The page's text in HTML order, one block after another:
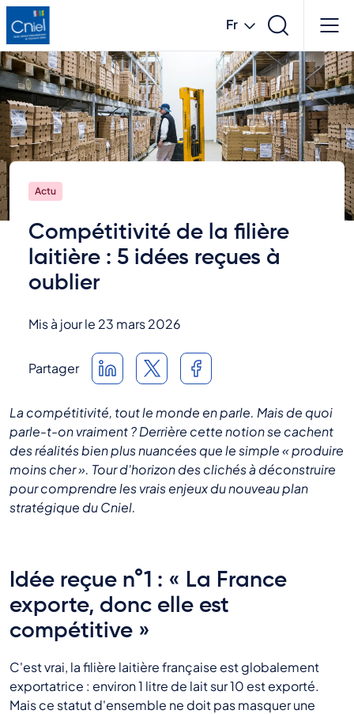
Aller
au
contenu
principal
Fr
French
English
Actu
Compétitivité de la filière
laitière : 5 idées reçues à
oublier
Mis à jour le 23 mars 2026
Partager
La compétitivité, tout le monde en parle. Mais de quoi
parle-t-on vraiment ? Derrière cette notion se cachent
des réalités bien plus nuancées que le simple « produire
moins cher ». Tour d'horizon des clichés à déconstruire
pour comprendre les vrais enjeux du nouveau plan
stratégique du Cniel.
Idée reçue n°1 : « La France
exporte, donc elle est
compétitive »
C'est vrai, la filière laitière française est globalement
exportatrice : environ 1 litre de lait sur 10 est exporté.
Mais ce statut d'ensemble ne doit pas masquer une